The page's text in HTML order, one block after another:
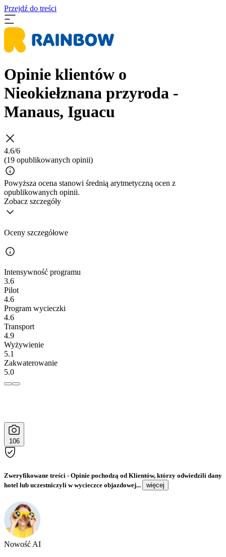
Przejdź do treści
Opinie klientów o
Nieokiełznana przyroda -
Manaus, Iguacu
4.6/6
(19 opublikowanych opinii)
Powyższa ocena stanowi średnią arytmetyczną ocen z
opublikowanych opinii.
Zobacz szczegóły
Oceny szczegółowe
Intensywność programu
3.6
Pilot
4.6
Program wycieczki
4.6
Transport
4.9
Wyżywienie
5.1
Zakwaterowanie
5.0
106
Zweryfikowane treści - Opinie pochodzą od Klientów, którzy odwiedzili dany
hotel lub uczestniczyli w wycieczce objazdowej...
więcej
Nowość AI